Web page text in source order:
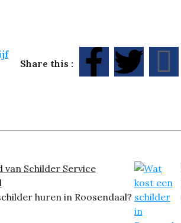
Share this :
van Schilder Service
huren in Roosendaal?